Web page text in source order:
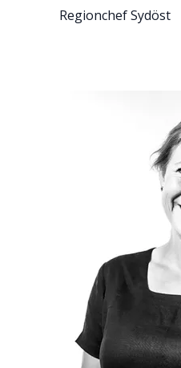
Regionchef Sydöst